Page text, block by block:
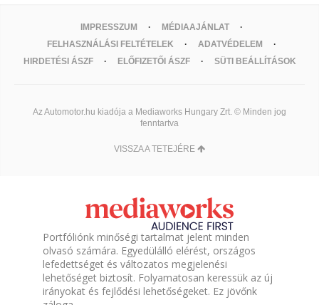
IMPRESSZUM
MÉDIAAJÁNLAT
FELHASZNÁLÁSI FELTÉTELEK
ADATVÉDELEM
HIRDETÉSI ÁSZF
ELŐFIZETŐI ÁSZF SÜTI BEÁLLÍTÁSOK
Az Automotor.hu kiadója a Mediaworks Hungary Zrt. © Minden jog
fenntartva
VISSZA A TETEJÉRE
Portfóliónk minőségi tartalmat jelent minden
olvasó számára. Egyedülálló elérést, országos
lefedettséget és változatos megjelenési
lehetőséget biztosít. Folyamatosan keressük az új
irányokat és fejlődési lehetőségeket. Ez jövőnk